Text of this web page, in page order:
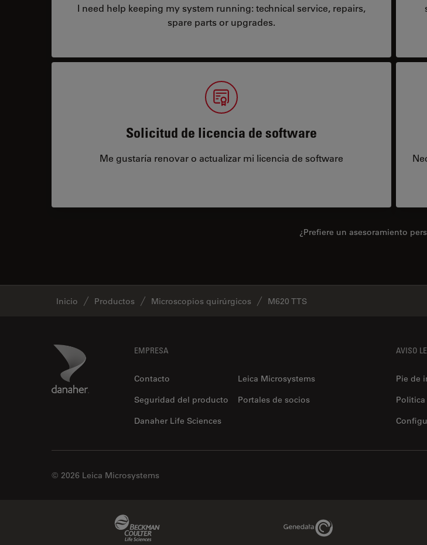
I need help keeping my system running: technical service, repairs,
spare parts or upgrades.
Solicitud de licencia de software
Me gustaría renovar o actualizar mi licencia de software
¿Prefiere un asesoramiento
Inicio Productos Microscopios quirúrgicos M620 TTS
Danaher Logo EMPRESA
Contacto
Leica Microsystems
Seguridad del producto
Portales de socios
Danaher Life Sciences
AVISO
Pie de
© 2026 Leica Microsystems
Genedata Link